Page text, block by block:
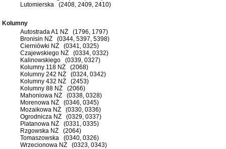
Lutomierska (2408, 2409, 2410)
Kolumny
Autostrada A1 NŻ (1796, 1797)
Bronisin NŻ (0344, 5397, 5398)
Cierniówki NŻ (0341, 0325)
Czajewskiego NŻ (0334, 0332)
Kalinowskiego (0339, 0327)
Kolumny 118 NŻ (2068)
Kolumny 242 NŻ (0324, 0342)
Kolumny 432 NŻ (2453)
Kolumny 88 NŻ (2066)
Mahoniowa NŻ (0338, 0328)
Morenowa NŻ (0346, 0345)
Mozaikowa NŻ (0330, 0336)
Ogrodnicza NŻ (0329, 0337)
Platanowa NŻ (0331, 0335)
Rzgowska NŻ (2064)
Tomaszowska (0340, 0326)
Wrzecionowa NŻ (0323, 0343)